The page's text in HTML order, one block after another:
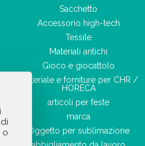
Sacchetto
Accessorio high-tech
Tessile
Materiali antichi
Gioco e giocattolo
Materiale e forniture per CHR /
HORECA
articoli per feste
marca
Oggetto per sublimazione
o